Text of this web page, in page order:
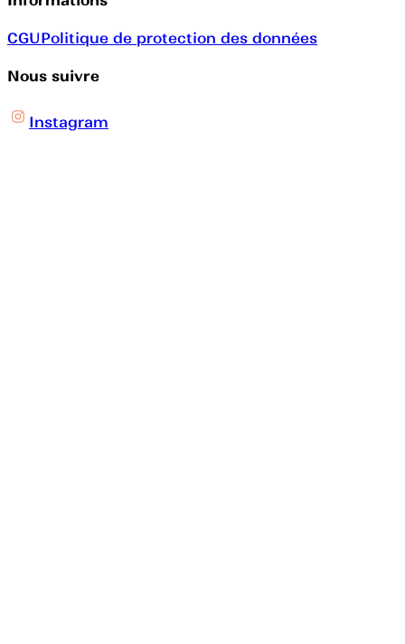
CGUPolitique de protection des données
Nous suivre
Instagram